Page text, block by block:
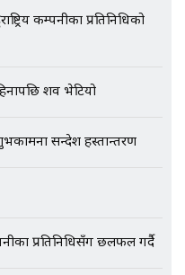
|
कम्पनीका प्रतिनिधिको
शव भेटियो
सन्देश हस्तान्तरण
प्रतिनिधिसँग छलफल गर्दै